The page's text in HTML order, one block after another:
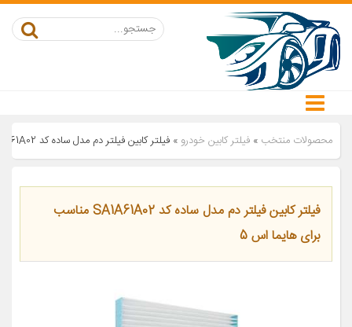
محصولات منتخب » فیلتر کابین خودرو » فیلتر کابین فیلتر دم مدل ساده کد SA1A61A02 مناسب برای هایما اس 5
فیلتر کابین فیلتر دم مدل ساده کد SA1A61A02 مناسب
برای هایما اس 5